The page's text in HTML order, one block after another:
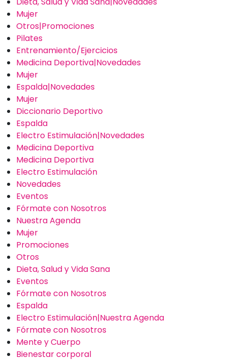
Mujer
Otros|Promociones
Pilates
Entrenamiento/Ejercicios
Medicina Deportiva|Novedades
Mujer
Espalda|Novedades
Mujer
Diccionario Deportivo
Espalda
Electro Estimulación|Novedades
Medicina Deportiva
Medicina Deportiva
Electro Estimulación
Novedades
Eventos
Fórmate con Nosotros
Nuestra Agenda
Mujer
Promociones
Otros
Dieta, Salud y Vida Sana
Eventos
Fórmate con Nosotros
Espalda
Electro Estimulación|Nuestra Agenda
Fórmate con Nosotros
Mente y Cuerpo
Bienestar corporal